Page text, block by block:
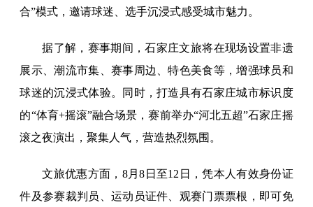
合”模式，邀请球迷、选手沉浸式感受城市魅力。
据了解，赛事期间，石家庄文旅将在现场设置非遗
展示、潮流市集、赛事周边、特色美食等，增强球员和
球迷的沉浸式体验。同时，打造具有石家庄城市标识度
的“体育+摇滚”融合场景，赛前举办“河北五超”石家庄摇
滚之夜演出，聚集人气，营造热烈氛围。
文旅优惠方面，8月8日至12日，凭本人有效身份证
件及参赛裁判员、运动员证件、观赛门票票根，即可免